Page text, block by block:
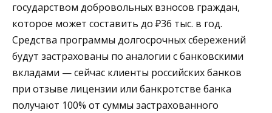
государством добровольных взносов граждан,
которое может составить до ₽36 тыс. в год.
Средства программы долгосрочных сбережений
будут застрахованы по аналогии с банковскими
вкладами — сейчас клиенты российских банков
при отзыве лицензии или банкротстве банка
получают 100% от суммы застрахованного